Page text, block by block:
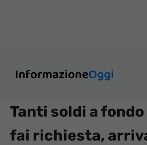
Tanti soldi a
fai richiesta,